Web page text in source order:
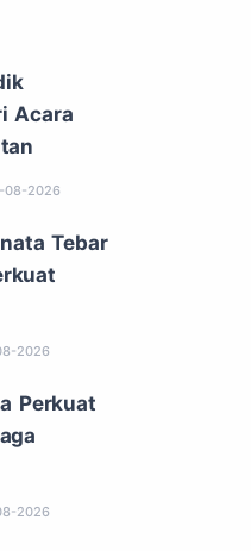
Acara
08-2026
Tebar
2026
Perkuat
2026